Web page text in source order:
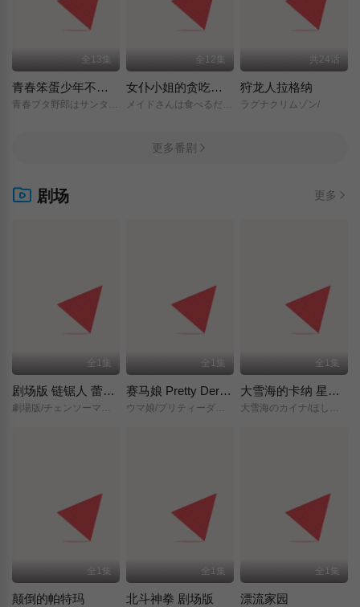
全13集
青春笨蛋少年不做圣诞服女郎的梦
全12集
女仆小姐的贪吃日常
メイドさんは食べるだけ/
共24话
狩龙人拉格纳
ラグナクリムゾン/
更多番剧
剧场 更多
全1集
剧场版 链锯人 蕾塞篇(正式版)
全1集
赛马娘 Pretty Derby 新时代之门
全1集
大雪海的卡纳 星之贤者
全1集
颠倒的帕特玛
全1集
北斗神拳 剧场版
全1集
漂流家园